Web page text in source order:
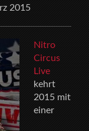
2015
Nitro
Circus
Live
kehrt
2015 mit
einer